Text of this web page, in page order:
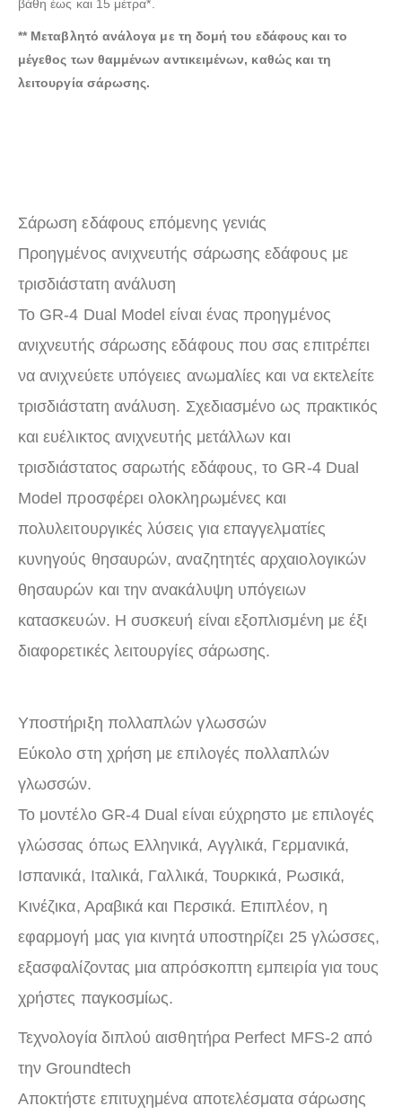
βάθη έως και 15 μέτρα*.
** Μεταβλητό ανάλογα με τη δομή του εδάφους και το
μέγεθος των θαμμένων αντικειμένων, καθώς και τη
λειτουργία σάρωσης.
Σάρωση εδάφους επόμενης γενιάς
Προηγμένος ανιχνευτής σάρωσης εδάφους με
τρισδιάστατη ανάλυση
Το GR-4 Dual Model είναι ένας προηγμένος
ανιχνευτής σάρωσης εδάφους που σας επιτρέπει
να ανιχνεύετε υπόγειες ανωμαλίες και να εκτελείτε
τρισδιάστατη ανάλυση. Σχεδιασμένο ως πρακτικός
και ευέλικτος ανιχνευτής μετάλλων και
τρισδιάστατος σαρωτής εδάφους, το GR-4 Dual
Model προσφέρει ολοκληρωμένες και
πολυλειτουργικές λύσεις για επαγγελματίες
κυνηγούς θησαυρών, αναζητητές αρχαιολογικών
θησαυρών και την ανακάλυψη υπόγειων
κατασκευών. Η συσκευή είναι εξοπλισμένη με έξι
διαφορετικές λειτουργίες σάρωσης.
Υποστήριξη πολλαπλών γλωσσών
Εύκολο στη χρήση με επιλογές πολλαπλών
γλωσσών.
Το μοντέλο GR-4 Dual είναι εύχρηστο με επιλογές
γλώσσας όπως Ελληνικά, Αγγλικά, Γερμανικά,
Ισπανικά, Ιταλικά, Γαλλικά, Τουρκικά, Ρωσικά,
Κινέζικα, Αραβικά και Περσικά. Επιπλέον, η
εφαρμογή μας για κινητά υποστηρίζει 25 γλώσσες,
εξασφαλίζοντας μια απρόσκοπτη εμπειρία για τους
χρήστες παγκοσμίως.
Τεχνολογία διπλού αισθητήρα Perfect MFS-2 από
την Groundtech
Αποκτήστε επιτυχημένα αποτελέσματα σάρωσης